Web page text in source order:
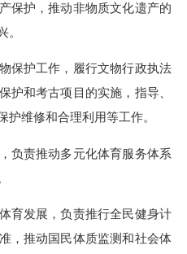
护，推动非物质文化遗产的
。
护工作，履行文物行政执法
护和考古项目的实施，指导、
护维修和合理利用等工作。
责推动多元化体育服务体系
发展，负责推行全民健身计
，推动国民体质监测和社会体